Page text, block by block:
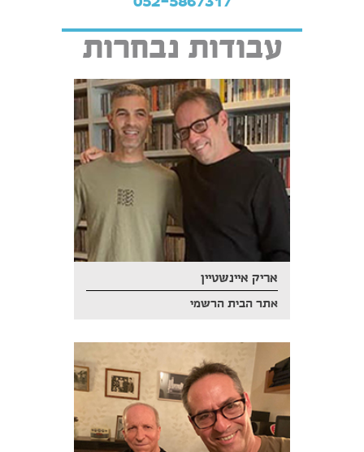
עבודות נבחרות
אריק איינשטיין
אתר הבית הרשמי